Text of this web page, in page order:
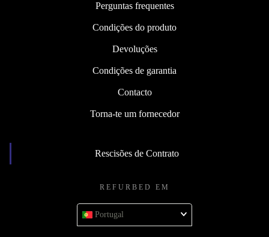
Perguntas frequentes
Condições do produto
Devoluções
Condições de garantia
Contacto
Torna-te um fornecedor
Rescisões de Contrato
REFURBED EM
Portugal